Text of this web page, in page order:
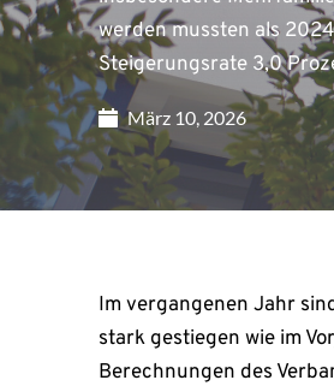
werden mussten als
Steigerungsrate 3,0
März 10, 2026
Im vergangenen Jahr
stark gestiegen wie im
Berechnungen des